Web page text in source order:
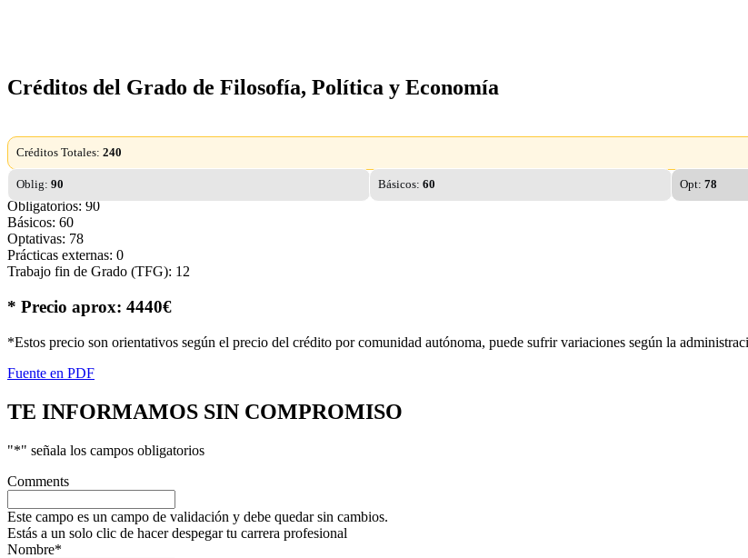
Créditos del Grado de Filosofía, Política y Economía
Créditos Totales: 240
Oblig: 90 Básicos:60 Opt:78
Obligatorios: 90
Básicos: 60
Optativas: 78
Prácticas externas: 0
Trabajo fin de Grado (TFG): 12
* Precio aprox: 4440€
*Estos precio son orientativos según el precio del crédito por comunidad autónoma, puede sufrir variaciones según la
Fuente en PDF
TE INFORMAMOS SIN COMPROMISO
"*" señala los campos obligatorios
Comments
Este campo es un campo de validación y debe quedar sin cambios.
Estás a un solo clic de hacer despegar tu carrera profesional
Nombre*